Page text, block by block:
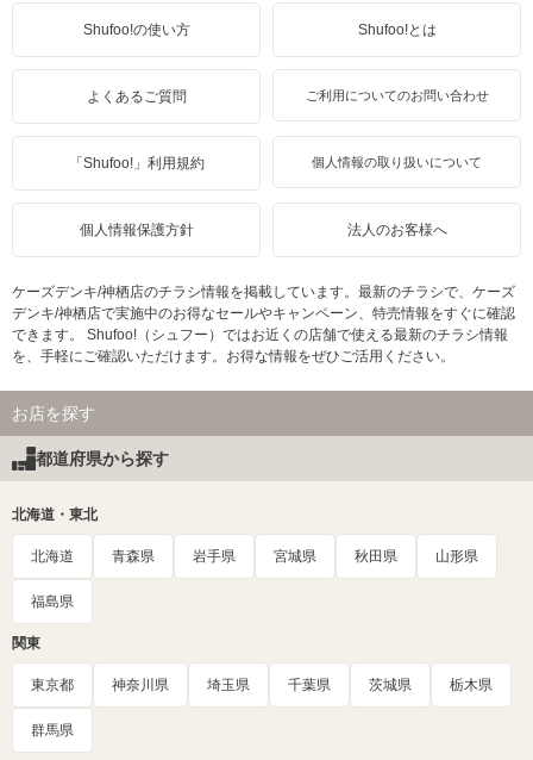
Shufoo!の使い方 Shufoo!とは
よくあるご質問 ご利用についてのお問い合わせ
「Shufoo!」利用規約 個人情報の取り扱いについて
個人情報保護方針 法人のお客様へ
ケーズデンキ/神栖店のチラシ情報を掲載しています。最新のチラシで、ケーズ
デンキ/神栖店で実施中のお得なセールやキャンペーン、特売情報をすぐに確認
できます。 Shufoo!（シュフー）ではお近くの店舗で使える最新のチラシ情報
を、手軽にご確認いただけます。お得な情報をぜひご活用ください。
お店を探す
都道府県から探す
北海道・東北
北海道 青森県 岩手県 宮城県 秋田県 山形県
福島県
関東
東京都 神奈川県 埼玉県 千葉県 茨城県 栃木県
群馬県